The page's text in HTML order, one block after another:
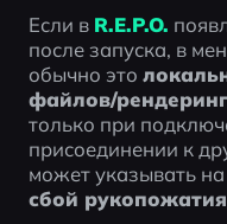
Если в R.E.P.O.
после запуска, в
обычно это
файлов/
только при
присоединении к
может указывать на
сбой